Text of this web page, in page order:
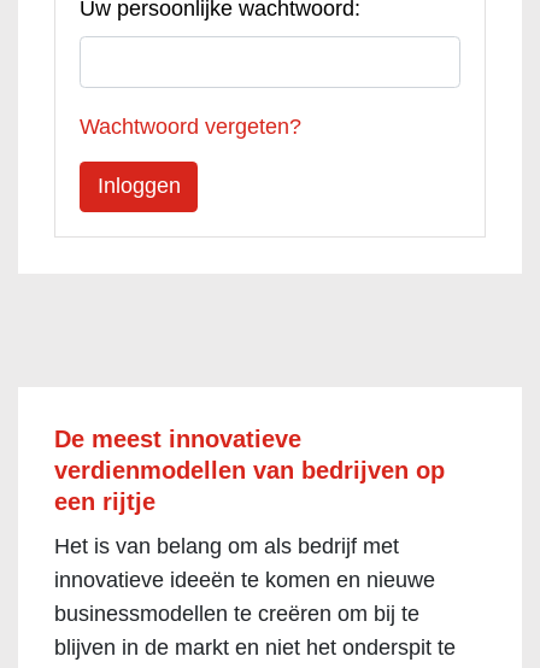
Uw persoonlijke wachtwoord:
Wachtwoord vergeten?
De meest innovatieve
verdienmodellen van bedrijven op
een rijtje
Het is van belang om als bedrijf met
innovatieve ideeën te komen en nieuwe
businessmodellen te creëren om bij te
blijven in de markt en niet het onderspit te